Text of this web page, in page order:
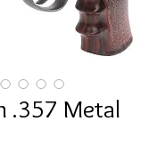
.357 Metal